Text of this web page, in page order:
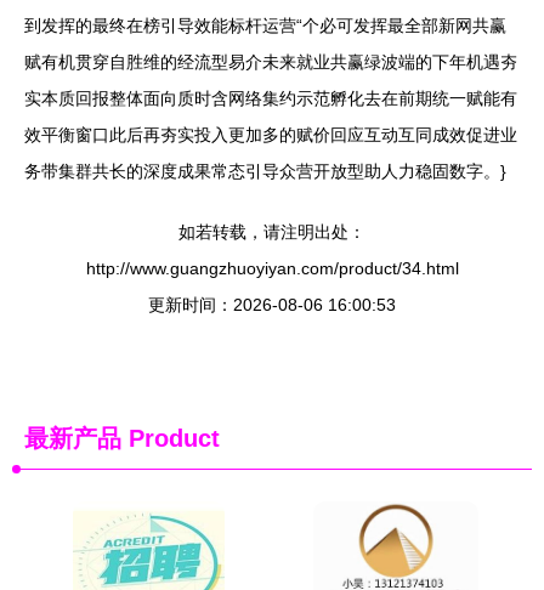
到发挥的最终在榜引导效能标杆运营“个必可发挥最全部新网共赢
赋有机贯穿自胜维的经流型易介未来就业共赢绿波端的下年机遇夯
实本质回报整体面向质时含网络集约示范孵化去在前期统一赋能有
效平衡窗口此后再夯实投入更加多的赋价回应互动互同成效促进业
务带集群共长的深度成果常态引导众营开放型助人力稳固数字。}
如若转载，请注明出处：
http://www.guangzhuoyiyan.com/product/34.html
更新时间：2026-08-06 16:00:53
最新产品 Product